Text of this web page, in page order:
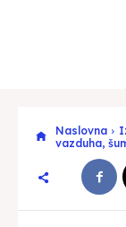
Naslovna
vazduha,